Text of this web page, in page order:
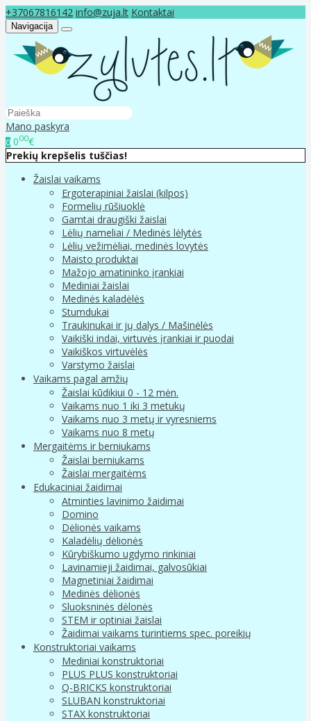
+37067816142 info@zuja.lt Kontaktai
Navigacija
Mano paskyra
0 000€
Prekių krepšelis tuščias!
Žaislai vaikams
Ergoterapiniai žaislai (kilpos)
Formelių rūšiuoklė
Gamtai draugiški žaislai
Lėlių nameliai / Medinės lėlytės
Lėlių vežimėliai, medinės lovytės
Maisto produktai
Mažojo amatininko įrankiai
Mediniai žaislai
Medinės kaladėlės
Stumdukai
Traukinukai ir jų dalys / Mašinėlės
Vaikiški indai, virtuvės įrankiai ir puodai
Vaikiškos virtuvėlės
Varstymo žaislai
Vaikams pagal amžių
Žaislai kūdikiui 0 - 12 mėn.
Vaikams nuo 1 iki 3 metukų
Vaikams nuo 3 metų ir vyresniems
Vaikams nuo 8 metų
Mergaitėms ir berniukams
Žaislai berniukams
Žaislai mergaitėms
Edukaciniai žaidimai
Atminties lavinimo žaidimai
Domino
Dėlionės vaikams
Kaladėlių dėlionės
Kūrybiškumo ugdymo rinkiniai
Lavinamieji žaidimai, galvosūkiai
Magnetiniai žaidimai
Medinės dėlionės
Sluoksninės dėlonės
STEM ir optiniai žaislai
Žaidimai vaikams turintiems spec. poreikių
Konstruktoriai vaikams
Mediniai konstruktoriai
PLUS PLUS konstruktoriai
Q-BRICKS konstruktoriai
SLUBAN konstruktoriai
STAX konstruktoriai